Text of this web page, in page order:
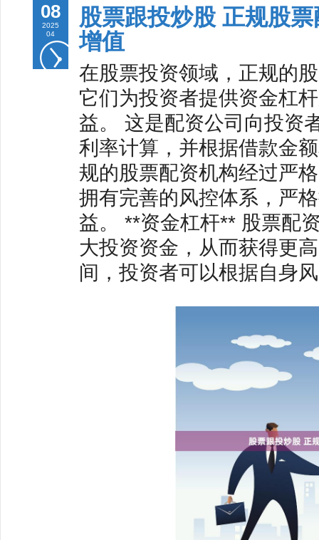
08
2025
04
股票跟投炒股 正规股
增值
在股票投资领域，正规的
它们为投资者提供资金杠
益。 这是配资公司向投资
利率计算，并根据借款金
规的股票配资机构经过严
拥有完善的风控体系，严
益。 **资金杠杆** 股票配
大投资资金，从而获得更
间，投资者可以根据自身